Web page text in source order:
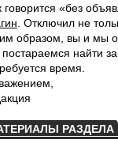
говорится «без
. Отключил не
образом, вы и мы
найти
время.
РАЗДЕЛА